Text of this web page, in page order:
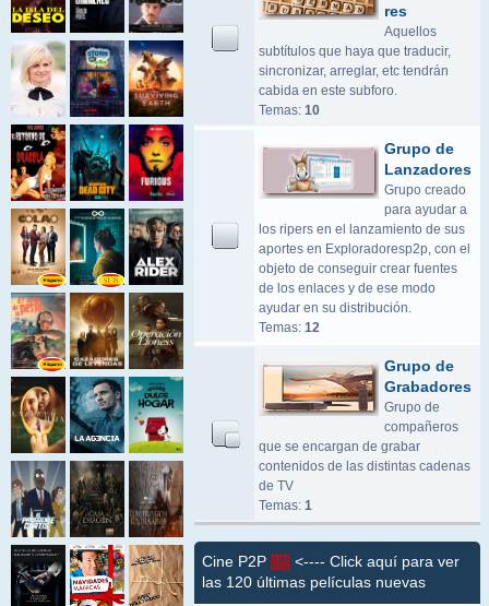
res
Aquellos
subtítulos que haya que traducir,
sincronizar, arreglar, etc tendrán
cabida en este subforo.
Temas: 10
Grupo de
Lanzadores
Grupo creado
para ayudar a
los ripers en el lanzamiento de sus
aportes en Exploradoresp2p, con el
objeto de conseguir crear fuentes
de los enlaces y de ese modo
ayudar en su distribución.
Temas: 12
Grupo de
Grabadores
Grupo de
compañeros
que se encargan de grabar
contenidos de las distintas cadenas
de TV
Temas: 1
Cine P2P
<---- Click aquí para ver
las 120 últimas películas nuevas